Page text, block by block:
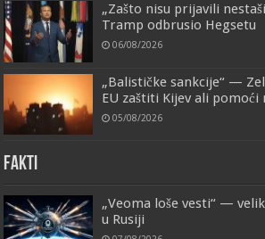
„Zašto nisu prijavili
Tramp odbrusio Hegsetu
06/08/2026
„Balističke sankcije“ —
EU zaštiti Kijev ali pomoći
05/08/2026
FAKTI
„Veoma loše vesti“ —
u Rusiji